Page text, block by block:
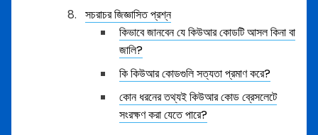
সচরাচর জিজ্ঞাসিত প্রশ্ন
কিভাবে জানবেন যে কিউআর কোডটি আসল কিনা বা
জালি?
কি কিউআর কোডগুলি সত্যতা প্রমাণ করে?
কোন ধরনের তথ্যই কিউআর কোড ব্রেসলেটে
সংরক্ষণ করা যেতে পারে?